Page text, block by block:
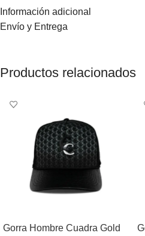
Información adicional
Envío y Entrega
Productos relacionados
Gorra Hombre Cuadra Gold